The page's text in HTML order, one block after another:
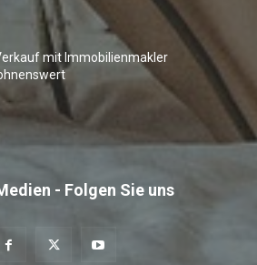
mit Immobilienmakler
- Folgen Sie uns